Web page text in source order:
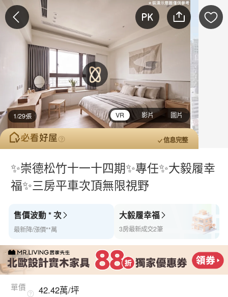
1/29張 VR 影片 圖片
信息完整
✨崇德松竹十一十四期✨專任✨大毅履幸
福✨三房平車次頂無限視野
售價波動 * 次
最新降/漲價**萬
大毅履幸福
3房最新成交2筆
單價 42.42萬/坪